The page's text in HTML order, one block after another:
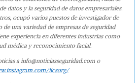
datos y la seguridad de datos empresariales.
ocupó varios puestos de investigador de
de una variedad de empresas de seguridad
experiencia en diferentes industrias como
médica y reconocimiento facial.
a info@noticiasseguridad.com o
iicsorg/